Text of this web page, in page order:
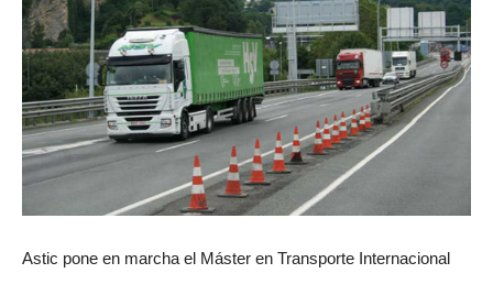
Astic pone en marcha el Máster en Transporte Internacional